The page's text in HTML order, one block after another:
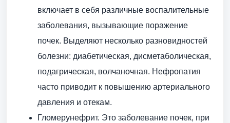
включает в себя различные воспалительные
заболевания, вызывающие поражение
почек. Выделяют несколько разновидностей
болезни: диабетическая, дисметаболическая,
подагрическая, волчаночная. Нефропатия
часто приводит к повышению артериального
давления и отекам.
Гломерунефрит. Это заболевание почек, при